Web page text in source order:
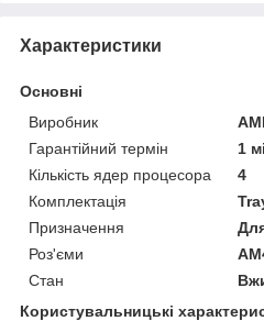
Характеристики
Основні
Виробник
Гарантійний термін
1
Кількість ядер процесора
4
Комплектація
Призначення
Роз'єми
Стан
Користувальницькі